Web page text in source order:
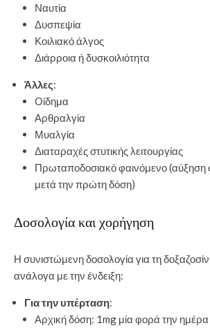
Ναυτία
Δυσπεψία
Κοιλιακό άλγος
Διάρροια ή δυσκοιλιότητα
Άλλες:
Οίδημα
Αρθραλγία
Μυαλγία
Διαταραχές στυτικής λειτουργίας
Πρωταποδοσιακό φαινόμενο
μετά την πρώτη δόση)
Δοσολογία και χορήγηση
Η συνιστώμενη δοσολογία για τη
ανάλογα με την ένδειξη:
Για την υπέρταση:
Αρχική δόση: 1mg μία φορά την ημέρα